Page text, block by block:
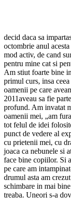
decid daca sa
octombrie anul
mod activ, de cand
pentru mine cat si
Am stiut foarte bine
primul curs, insa
oamenii pe care
2011aveau sa fie
profund. Am invatat
oamenii mei, „am
tot felul de idei
punct de vedere al
cu prietenii mei, cu
joaca ca nebunele si
face bine copiilor. Si
pe care am
drumul asta am
schimbare in mai
treaba. Uneori s-a